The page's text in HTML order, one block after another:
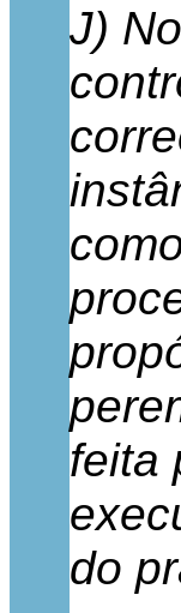
J)
feita
do